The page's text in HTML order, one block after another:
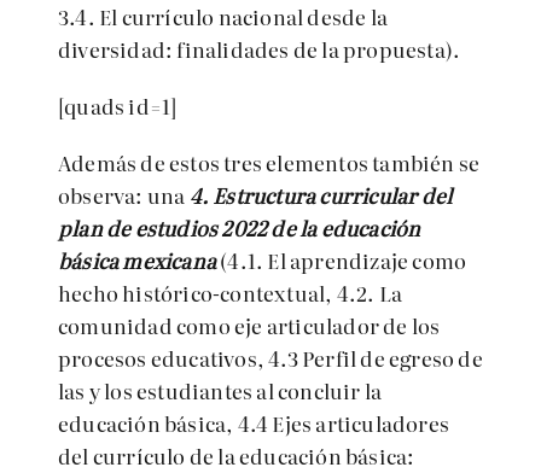
3.4. El currículo nacional desde la
diversidad: finalidades de la propuesta).
[quads id=1]
Además de estos tres elementos también se
observa: una 4. Estructura curricular del
plan de estudios 2022 de la educación
básica mexicana(4.1. El aprendizaje como
hecho histórico-contextual, 4.2. La
comunidad como eje articulador de los
procesos educativos, 4.3 Perfil de egreso de
las y los estudiantes al concluir la
educación básica, 4.4 Ejes articuladores
del currículo de la educación básica: